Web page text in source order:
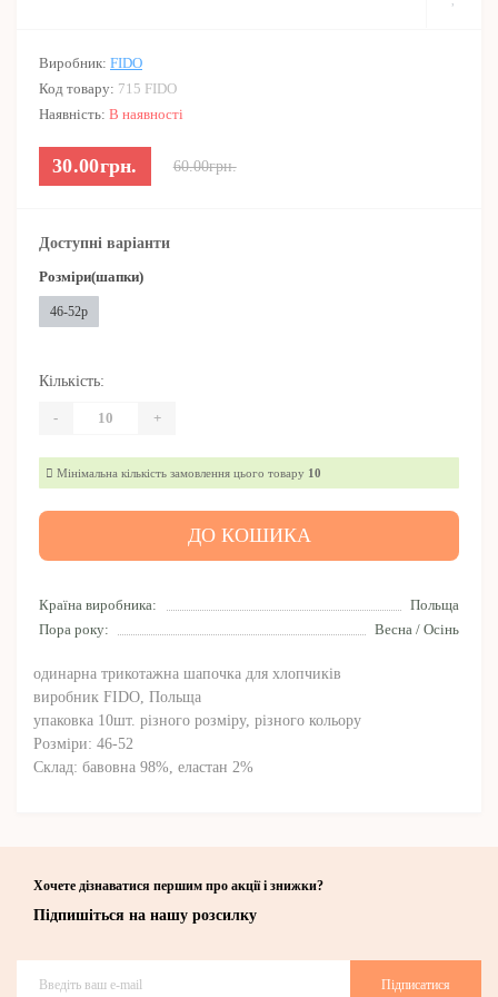
Виробник: FIDO
Код товару: 715 FIDO
Наявність: В наявності
30.00грн. 60.00грн.
Країна виробника:
Польща
Пора року:
Весна / Осінь
одинарна трикотажна шапочка для хлопчиків
виробник FIDO, Польща
упаковка 10шт. різного розміру, різного кольору
Розміри: 46-52
Склад: бавовна 98%, еластан 2%
Доступні варіанти
Розміри(шапки)
46-52р
Кількість:
- +
Мінімальна кількість замовлення цього товару 10
ДО КОШИКА
Хочете дізнаватися першим про акції і знижки?
Підпишіться на нашу розсилку
Підписатися